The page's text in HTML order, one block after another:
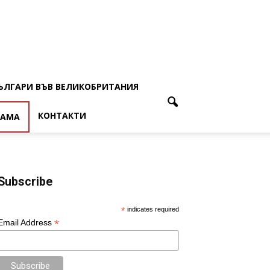
ВЪВ ВЕЛИКОБРИТАНИЯ
КОНТАКТИ
* indicates required
Address *